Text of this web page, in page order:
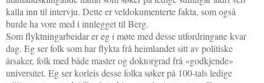
kalla inn til intervju. Dette er veldokumenterte fakta, som også
burde ha vore med i innlegget til Berg.
Som flyktningarbeidar er eg i møte med desse utfordringane kvar
dag. Eg ser folk som har flykta frå heimlandet sitt av politiske
årsaker, folk med både master og doktorgrad frå «godkjende»
universitet. Eg ser korleis desse folka søker på 100-tals ledige